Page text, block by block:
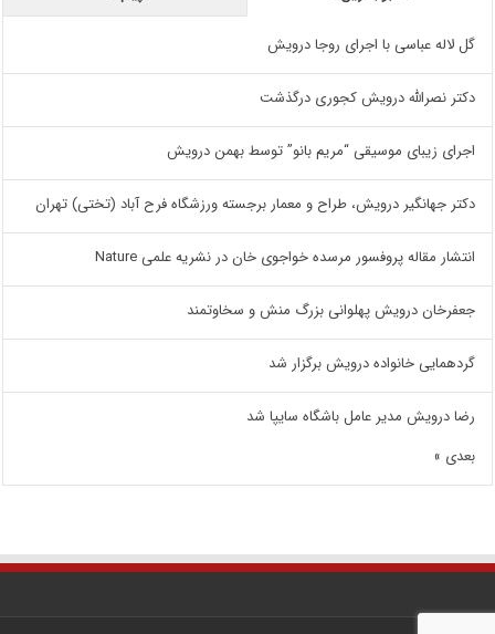
گل لاله عباسی با اجرای روجا درویش
دکتر نصرالله درویش کجوری درگذشت
اجرای زیبای موسیقی “مریم بانو” توسط بهمن درویش
دکتر جهانگیر درویش، طراح و معمار برجسته ورزشگاه فرح آباد (تختی) تهران
انتشار مقاله پروفسور مرسده خواجوی خان در نشریه علمی Nature
جعفرخان درویش پهلوانی بزرگ منش و سخاوتمند
گردهمایی خانواده درویش برگزار شد
رضا درویش مدیر عامل باشگاه سایپا شد
بعدی »